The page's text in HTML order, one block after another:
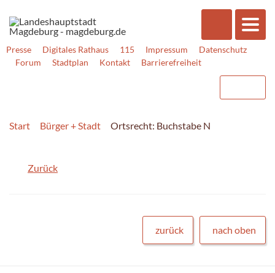
Presse Digitales Rathaus 115 Impressum
Datenschutz
Forum
Stadtplan Kontakt Barrierefreiheit
Start Bürger + Stadt Ortsrecht: Buchstabe N
Zurück
zurück nach oben